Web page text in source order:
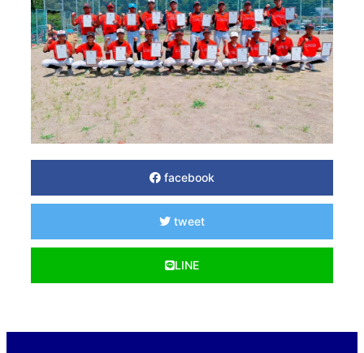
facebook
tweet
LINE